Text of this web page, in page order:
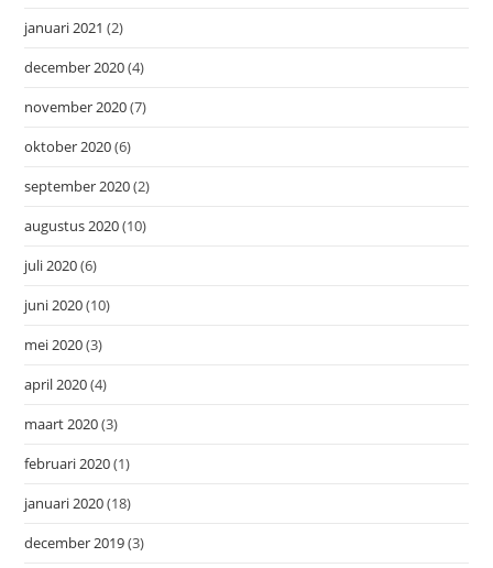
januari 2021 (2)
december 2020(4)
november 2020(7)
oktober 2020(6)
september 2020(2)
augustus 2020(10)
juli 2020(6)
juni 2020(10)
mei 2020(3)
april 2020(4)
maart 2020(3)
februari 2020(1)
januari 2020(18)
december 2019(3)